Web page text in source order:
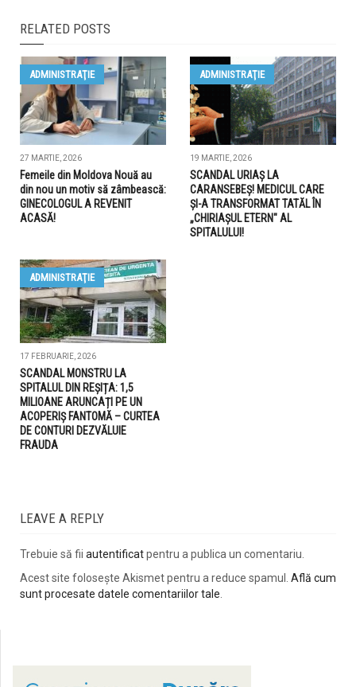
RELATED POSTS
ADMINISTRAŢIE
27 MARTIE, 2026
Femeile din Moldova Nouă au
din nou un motiv să zâmbească:
GINECOLOGUL A REVENIT
ACASĂ!
ADMINISTRAŢIE
19 MARTIE, 2026
SCANDAL URIAȘ LA
CARANSEBEȘ! MEDICUL CARE
ȘI-A TRANSFORMAT TATĂL ÎN
„CHIRIAȘUL ETERN" AL
SPITALULUI!
ADMINISTRAŢIE
17 FEBRUARIE, 2026
SCANDAL MONSTRU LA
SPITALUL DIN REȘIȚA: 1,5
MILIOANE ARUNCAȚI PE UN
ACOPERIȘ FANTOMĂ – CURTEA
DE CONTURI DEZVĂLUIE
FRAUDA
LEAVE A REPLY
Trebuie să fii autentificatpentru a publica un comentariu.
Acest site folosește Akismet pentru a reduce spamul. Află cum
sunt procesate datele comentariilor tale